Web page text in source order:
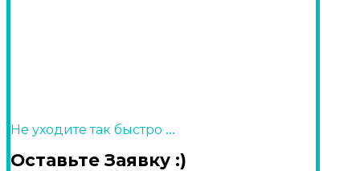
Не уходите так быстро ...
Оставьте Заявку :)